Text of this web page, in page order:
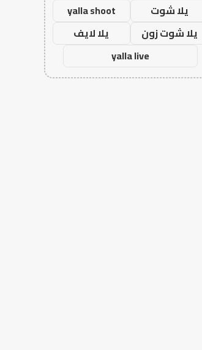
يلا شوت
yalla shoot
يلا شوت زون
يلا لايف
yalla live